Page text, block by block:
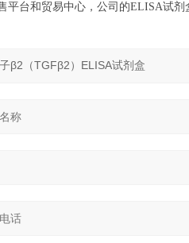
平台和贸易中心，公司的ELISA试剂